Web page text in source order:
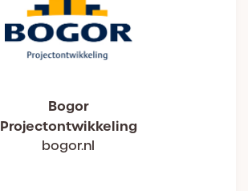
Bogor
Projectontwikkeling
bogor.nl